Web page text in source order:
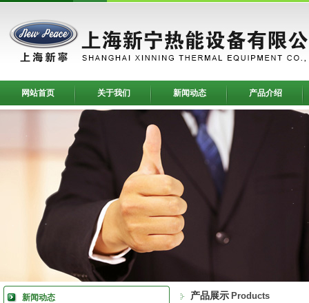
网站首页 关于我们 新闻动态 产品介绍
新闻动态 产品展示 Products